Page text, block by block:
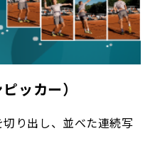
ッカー）
り出し、並べた連続写